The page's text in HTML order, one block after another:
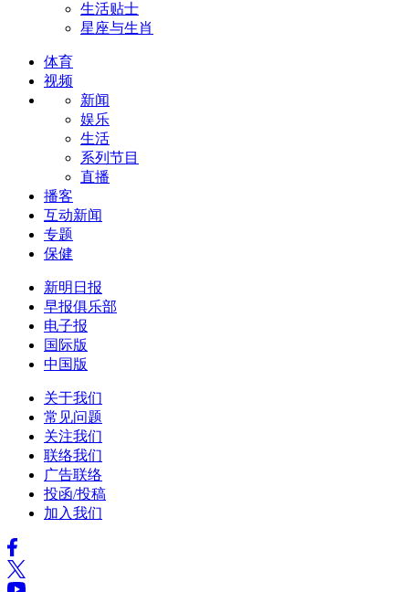
生活贴士
星座与生肖
体育
视频
新闻
娱乐
生活
系列节目
直播
播客
互动新闻
专题
保健
新明日报
早报俱乐部
电子报
国际版
中国版
关于我们
常见问题
关注我们
联络我们
广告联络
投函/投稿
加入我们